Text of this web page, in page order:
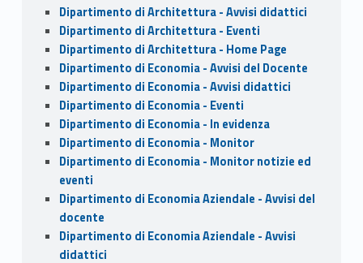
Dipartimento di Architettura - Avvisi didattici
Dipartimento di Architettura - Eventi
Dipartimento di Architettura - Home Page
Dipartimento di Economia - Avvisi del Docente
Dipartimento di Economia - Avvisi didattici
Dipartimento di Economia - Eventi
Dipartimento di Economia - In evidenza
Dipartimento di Economia - Monitor
Dipartimento di Economia - Monitor notizie ed
eventi
Dipartimento di Economia Aziendale - Avvisi del
docente
Dipartimento di Economia Aziendale - Avvisi
didattici